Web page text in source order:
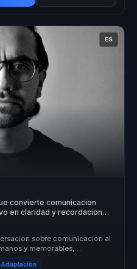
ES
convierte comunicacion
en claridad y recordacion
sobre comunicacion al
y memorables,
Adaptación